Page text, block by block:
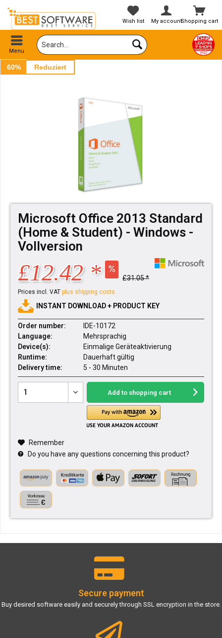
Shopping cart
Wish list My account
Menu
60% Reduziert
Microsoft Office 2013 Standard
(Home & Student) - Windows -
Vollversion
£12.42 * £31.05 *
Prices incl. VAT plus shipping costs
INSTANT DOWNLOAD + PRODUCT KEY
Order number:
IDE-10172
Language:
Mehrsprachig
Device(s):
Einmalige Geräteaktivierung
Runtime:
Dauerhaft gültig
Delivery time:
5 - 30 Minuten
Add to shopping cart
Remember
Do you have any questions concerning this product?
Secure payment
Buy desired software easily and securely through SSL encryption in the store.